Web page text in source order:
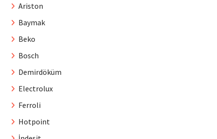
Ariston
Baymak
Beko
Bosch
Demirdöküm
Electrolux
Ferroli
Hotpoint